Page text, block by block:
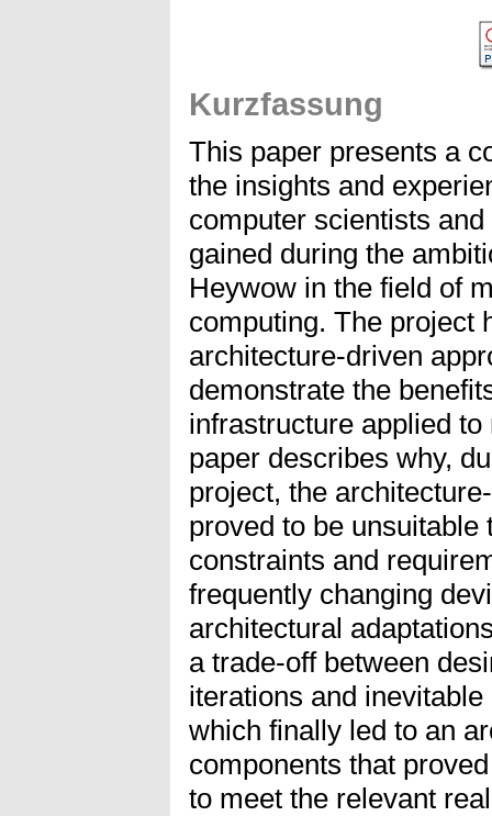
Kurzfassung
This paper presents a
the insights and
computer scientists
gained during the
Heywow in the field of
computing. The project
architecture-driven
demonstrate the
infrastructure applied
paper describes why,
project, the
proved to be
constraints and
frequently changing
architectural
a trade-off between
iterations and
which finally led to an
components that
to meet the relevant